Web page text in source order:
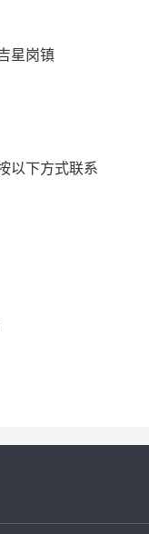
星岗镇
以下方式联系